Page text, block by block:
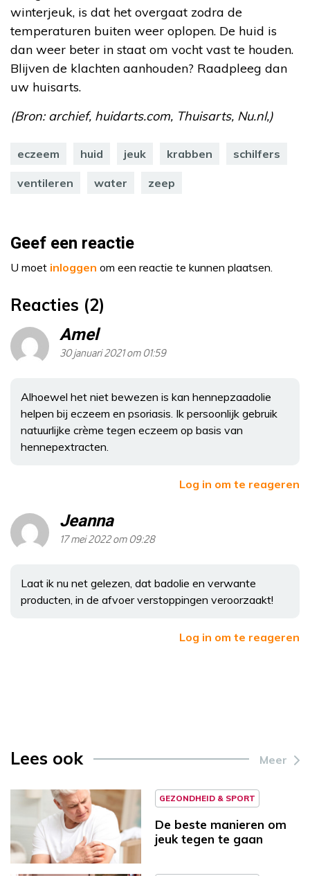
winterjeuk, is dat het overgaat zodra de
temperaturen buiten weer oplopen. De huid is
dan weer beter in staat om vocht vast te houden.
Blijven de klachten aanhouden? Raadpleeg dan
uw huisarts.
(Bron: archief, huidarts.com, Thuisarts, Nu.nl,)
eczeem huid jeuk krabben schilfers
ventileren water zeep
Geef een reactie
U moet inloggen om een reactie te kunnen plaatsen.
Reacties (2)
Amel
30 januari 2021 om 01:59
Alhoewel het niet bewezen is kan hennepzaadolie
helpen bij eczeem en psoriasis. Ik persoonlijk gebruik
natuurlijke crème tegen eczeem op basis van
hennepextracten.
Log in om te reageren
Jeanna
17 mei 2022 om 09:28
Laat ik nu net gelezen, dat badolie en verwante
producten, in de afvoer verstoppingen veroorzaakt!
Log in om te reageren
Lees ook Meer
GEZONDHEID & SPORT
De beste manieren om
jeuk tegen te gaan